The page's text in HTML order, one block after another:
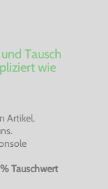
Tausch
wie
Artikel.
Tauschwert